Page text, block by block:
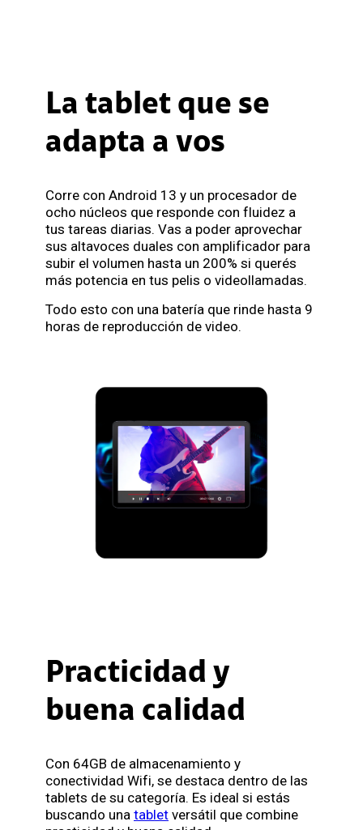
La tablet que se
adapta a vos
Corre con Android 13 y un procesador de
ocho núcleos que responde con fluidez a
tus tareas diarias. Vas a poder aprovechar
sus altavoces duales con amplificador para
subir el volumen hasta un 200% si querés
más potencia en tus pelis o videollamadas.
Todo esto con una batería que rinde hasta 9
horas de reproducción de video.
Practicidad y
buena calidad
Con 64GB de almacenamiento y
conectividad Wifi, se destaca dentro de las
tablets de su categoría. Es ideal si estás
buscando una tablet versátil que combine